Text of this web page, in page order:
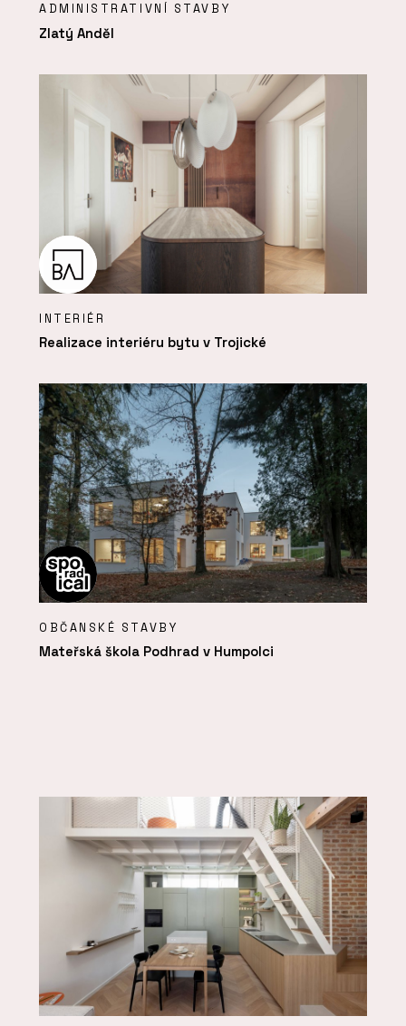
ADMINISTRATIVNÍ STAVBY
Zlatý Anděl
INTERIÉR
Realizace interiéru bytu v Trojické
OBČANSKÉ STAVBY
Mateřská škola Podhrad v Humpolci